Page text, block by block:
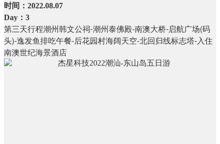
时间：2022.08.07
Day：3
第三天行程潮州韩文公祠-潮州泰佛殿-南澳大桥-启航广场(码
头)-逸发鱼排吃午餐-后花园村海阔天空-北回归线标志塔-入住
南澳世纪海景酒店